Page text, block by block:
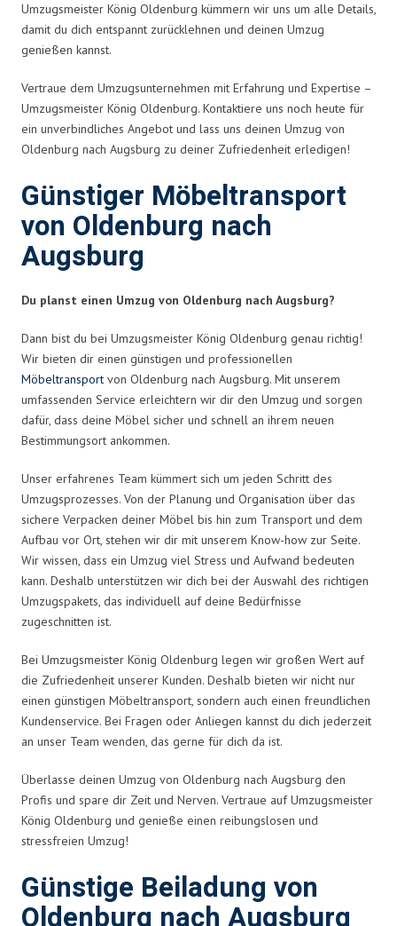
Umzugsmeister König Oldenburg kümmern wir uns um alle Details,
damit du dich entspannt zurücklehnen und deinen Umzug
genießen kannst.
Vertraue dem Umzugsunternehmen mit Erfahrung und Expertise –
Umzugsmeister König Oldenburg. Kontaktiere uns noch heute für
ein unverbindliches Angebot und lass uns deinen Umzug von
Oldenburg nach Augsburg zu deiner Zufriedenheit erledigen!
Günstiger Möbeltransport
von Oldenburg nach
Augsburg
Du planst einen Umzug von Oldenburg nach Augsburg?
Dann bist du bei Umzugsmeister König Oldenburg genau richtig!
Wir bieten dir einen günstigen und professionellen
Möbeltransport von Oldenburg nach Augsburg. Mit unserem
umfassenden Service erleichtern wir dir den Umzug und sorgen
dafür, dass deine Möbel sicher und schnell an ihrem neuen
Bestimmungsort ankommen.
Unser erfahrenes Team kümmert sich um jeden Schritt des
Umzugsprozesses. Von der Planung und Organisation über das
sichere Verpacken deiner Möbel bis hin zum Transport und dem
Aufbau vor Ort, stehen wir dir mit unserem Know-how zur Seite.
Wir wissen, dass ein Umzug viel Stress und Aufwand bedeuten
kann. Deshalb unterstützen wir dich bei der Auswahl des richtigen
Umzugspakets, das individuell auf deine Bedürfnisse
zugeschnitten ist.
Bei Umzugsmeister König Oldenburg legen wir großen Wert auf
die Zufriedenheit unserer Kunden. Deshalb bieten wir nicht nur
einen günstigen Möbeltransport, sondern auch einen freundlichen
Kundenservice. Bei Fragen oder Anliegen kannst du dich jederzeit
an unser Team wenden, das gerne für dich da ist.
Überlasse deinen Umzug von Oldenburg nach Augsburg den
Profis und spare dir Zeit und Nerven. Vertraue auf Umzugsmeister
König Oldenburg und genieße einen reibungslosen und
stressfreien Umzug!
Günstige Beiladung von